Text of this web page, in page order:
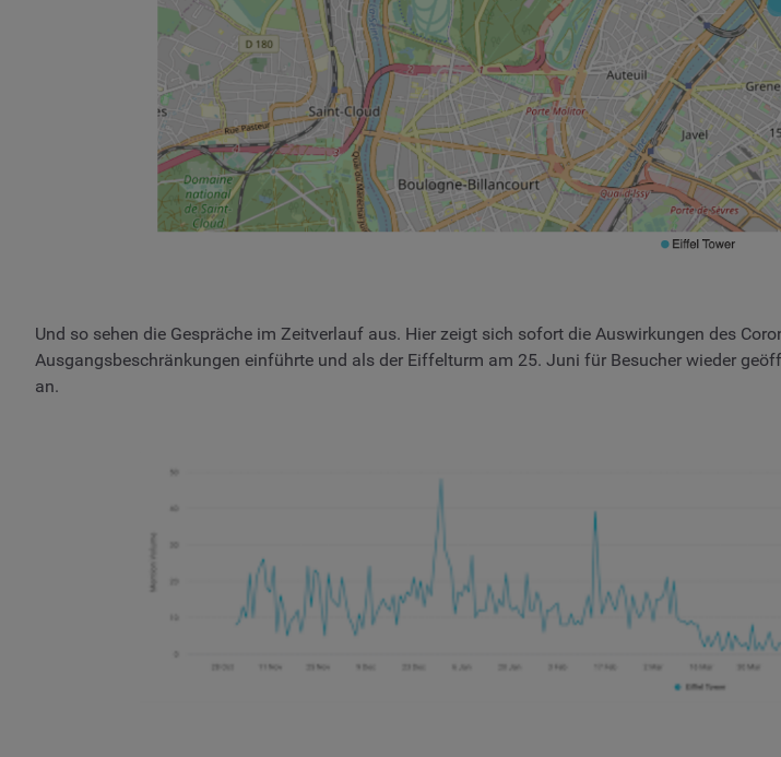
Und so sehen die Gespräche im Zeitverlauf aus. Hier zeigt sich sofort die Auswirkungen des
Ausgangsbeschränkungen einführte und als der Eiffelturm am 25. Juni für Besucher wieder
an.